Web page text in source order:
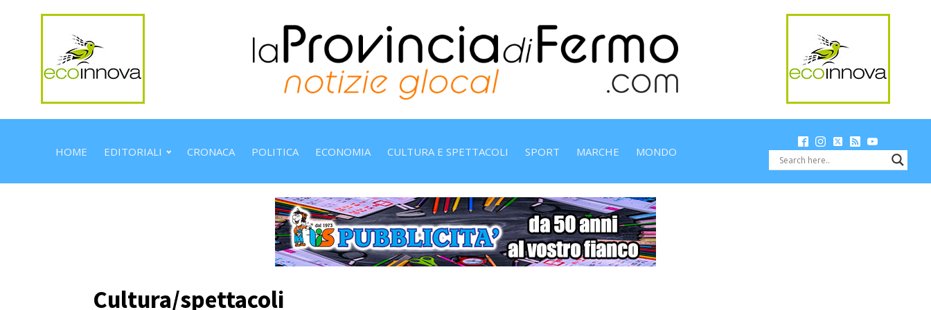
HOME EDITORIALI CRONACA POLITICA ECONOMIA CULTURA E SPETTACOLI SPORT MARCHE MONDO
Cultura/spettacoli